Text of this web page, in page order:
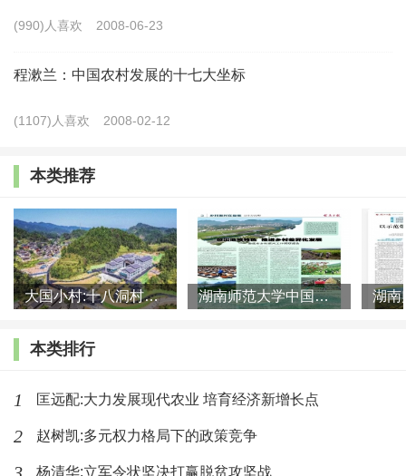
用《山乡巨变》的书名，融入《山乡巨变》的元素，是文胜
(990)人喜欢 2008-06-23
程漱兰：中国农村发展的十七大坐标
(1107)人喜欢 2008-02-12
本类推荐
大国小村:十八洞村的现代变迁是一道美丽的风景线 湖南师范大学中国乡村振兴研究院课题组:突出地域特色 推进乡村
本类排行
1 匡远配:大力发展现代农业 培育经济新增长点
2 赵树凯:多元权力格局下的政策竞争
杨清华:立军令状坚决打赢脱贫攻坚战